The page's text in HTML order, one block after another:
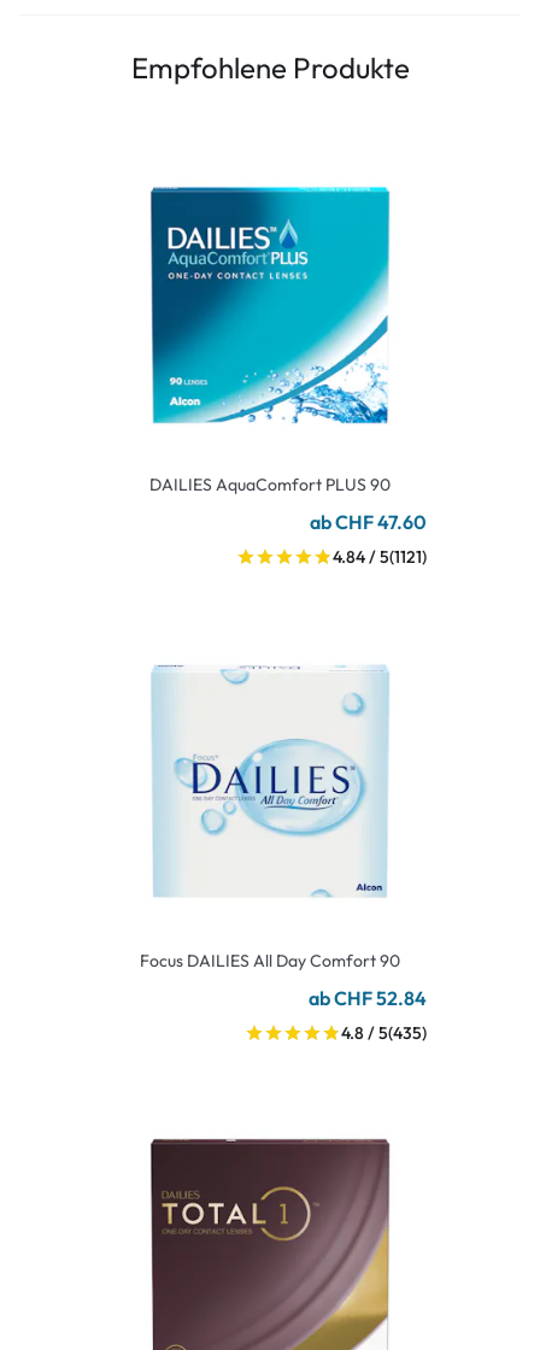
Empfohlene Produkte
DAILIES AquaComfort PLUS 90
ab CHF 47.60
4.84 / 5(1121)
Focus DAILIES All Day Comfort 90
ab CHF 52.84
4.8 / 5(435)